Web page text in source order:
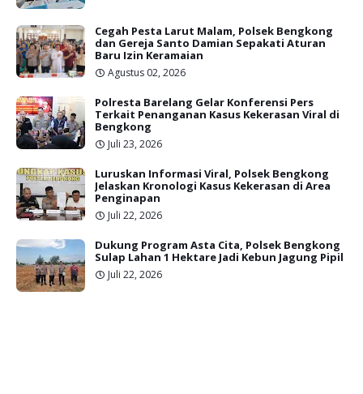
Cegah Pesta Larut Malam, Polsek Bengkong
dan Gereja Santo Damian Sepakati Aturan
Baru Izin Keramaian
Agustus 02, 2026
Polresta Barelang Gelar Konferensi Pers
Terkait Penanganan Kasus Kekerasan Viral di
Bengkong
Juli 23, 2026
Luruskan Informasi Viral, Polsek Bengkong
Jelaskan Kronologi Kasus Kekerasan di Area
Penginapan
Juli 22, 2026
Dukung Program Asta Cita, Polsek Bengkong
Sulap Lahan 1 Hektare Jadi Kebun Jagung Pipil
Juli 22, 2026